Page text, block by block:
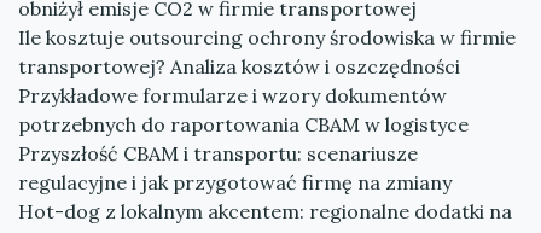
obniżył emisje CO2 w firmie transportowej
Ile kosztuje outsourcing ochrony środowiska w firmie
transportowej? Analiza kosztów i oszczędności
Przykładowe formularze i wzory dokumentów
potrzebnych do raportowania CBAM w logistyce
Przyszłość CBAM i transportu: scenariusze
regulacyjne i jak przygotować firmę na zmiany
Hot-dog z lokalnym akcentem: regionalne dodatki na